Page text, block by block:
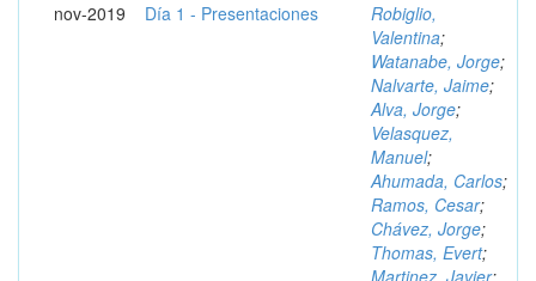
nov-2019 Día 1 - Presentaciones
Robiglio,
Valentina;
Watanabe, Jorge;
Nalvarte, Jaime;
Alva, Jorge;
Velasquez,
Manuel;
Ahumada, Carlos;
Ramos, Cesar;
Chávez, Jorge;
Thomas, Evert;
Martinez, Javier;